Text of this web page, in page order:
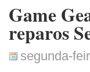
Game
reparos
segunda-